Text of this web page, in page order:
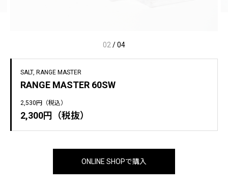
02 /04
SALT RANGE MASTER
RANGE MASTER 60SW
2,530円（税込）
2,300円（税抜）
ONLINE SHOPで購入